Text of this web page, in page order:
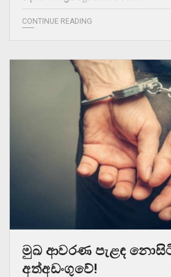
CONTINUE READING
මුඛ ආවරණ පැළඳ
අත්අඩංගුවේ!